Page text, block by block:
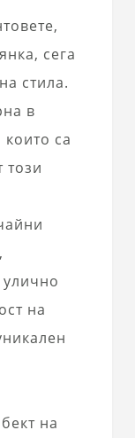
сега
стила.
в
са
на
на